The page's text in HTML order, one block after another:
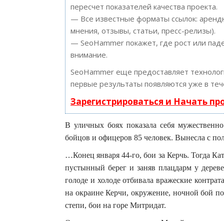
пересчет показателей качества проекта.
— Все известные форматы ссылок:
мнения, отзывы, статьи, пресс-релизы).
— SeoHammer покажет, где рост или
внимание.
SeoHammer еще предоставляет
первые результаты появляются уже в
Зарегистрироваться и Начать
В уличных боях показала себя
бойцов и офицеров 85 человек. Вынесла с
…Конец января 44-го, бои за Керчь. Тогда
пустынный берег и заняв плацдарм у
голоде и холоде отбивала вражеские
на окраине Керчи, окружение, ночной бой
степи, бои на горе Митридат.